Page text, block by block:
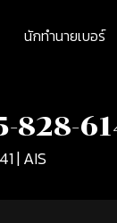
นักทำนายเบอร์
828-
| AIS